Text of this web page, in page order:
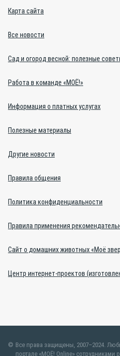
Карта сайта
Все новости
Сад и огород весной: полезные
Работа в команде «МОЁ!»
Информация о платных услугах
Полезные материалы
Другие новости
Правила общения
Политика конфиденциальности
Правила применения
Сайт о домашних животных «Моё
Центр интернет-проектов
Все права защищены, 2007–2024.
портале «МОЁ! Online» сотрудниками